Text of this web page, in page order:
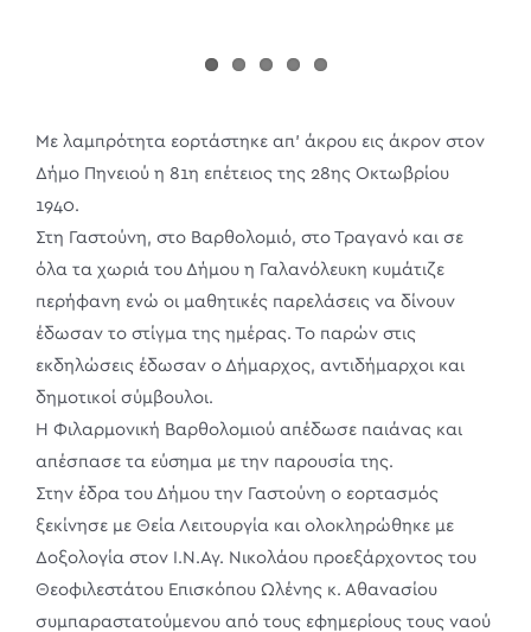
Με λαμπρότητα εορτάστηκε απ’ άκρου εις άκρον στον
Δήμο Πηνειού η 81η επέτειος της 28ης Οκτωβρίου
1940.
Στη Γαστούνη, στο Βαρθολομιό, στο Τραγανό και σε
όλα τα χωριά του Δήμου η Γαλανόλευκη κυμάτιζε
περήφανη ενώ οι μαθητικές παρελάσεις να δίνουν
έδωσαν το στίγμα της ημέρας. Το παρών στις
εκδηλώσεις έδωσαν ο Δήμαρχος, αντιδήμαρχοι και
δημοτικοί σύμβουλοι.
Η Φιλαρμονική Βαρθολομιού απέδωσε παιάνας και
απέσπασε τα εύσημα με την παρουσία της.
Στην έδρα του Δήμου την Γαστούνη ο εορτασμός
ξεκίνησε με Θεία Λειτουργία και ολοκληρώθηκε με
Δοξολογία στον Ι.Ν.Αγ. Νικολάου προεξάρχοντος του
Θεοφιλεστάτου Επισκόπου Ωλένης κ. Αθανασίου
συμπαραστατούμενου από τους εφημερίους τους ναού